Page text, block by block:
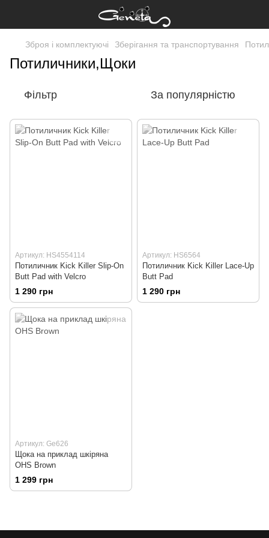
Зброя і комплектуючі Зберігання та транспортування
Потиличники,Щоки
Фільтр За популярністю
Артикул: HS4554114
Потиличник Kick Killer Slip-On
Butt Pad with Velcro
1 290 грн
Артикул: HS6564
Потиличник Kick Killer Lace-Up
Butt Pad
1 290 грн
Артикул: Ge626
Щока на приклад шкіряна
OHS Brown
1 299 грн